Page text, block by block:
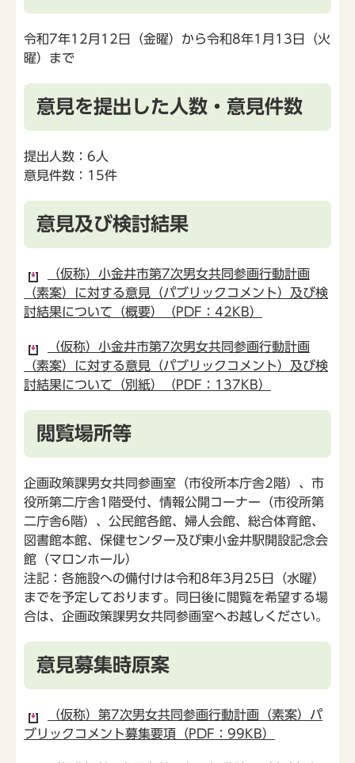
令和7年12月12日（金曜）から令和8年1月13日（火
曜）まで
意見を提出した人数・意見件数
提出人数：6人
意見件数：15件
意見及び検討結果
（仮称）小金井市第7次男女共同参画行動計画
（素案）に対する意見（パブリックコメント）及び検
討結果について（概要）（PDF：42KB）
（仮称）小金井市第7次男女共同参画行動計画
（素案）に対する意見（パブリックコメント）及び検
討結果について（別紙）（PDF：137KB）
閲覧場所等
企画政策課男女共同参画室（市役所本庁舎2階）、市
役所第二庁舎1階受付、情報公開コーナー（市役所第
二庁舎6階）、公民館各館、婦人会館、総合体育館、
図書館本館、保健センター及び東小金井駅開設記念会
館（マロンホール）
注記：各施設への備付けは令和8年3月25日（水曜）
までを予定しております。同日後に閲覧を希望する場
合は、企画政策課男女共同参画室へお越しください。
意見募集時原案
（仮称）第7次男女共同参画行動計画（素案）パ
ブリックコメント募集要項（PDF：99KB）